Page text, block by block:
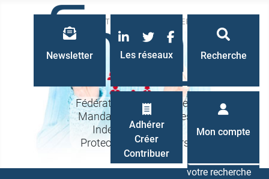
Fédération Nationale des
Mandataires Judiciaires
Indépendants à la
Protection des Majeurs
Recherche
Recherche
votre recherche
Les réseaux
LinkedInTwitterFacebook
Newsletter
Mon compte
Adhérer
Créer
Contribuer